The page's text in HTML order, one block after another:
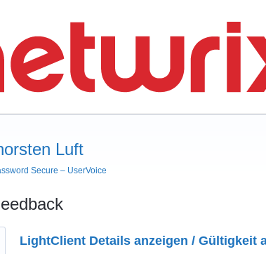
Luft
Secure – UserVoice
LightClient Details anzeigen / Gültigkeit